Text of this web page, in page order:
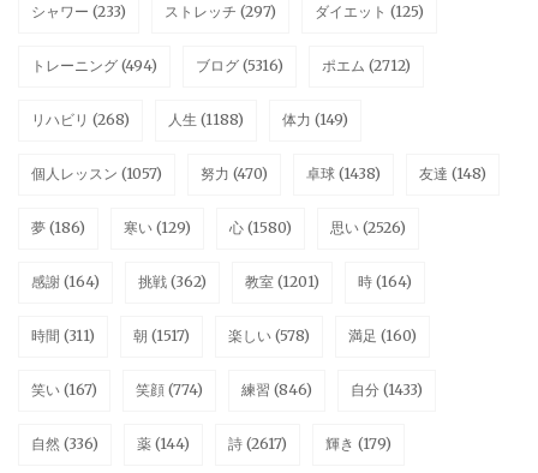
シャワー (233) ストレッチ (297) ダイエット (125)
トレーニング (494) ブログ (5316) ポエム (2712)
リハビリ (268) 人生 (1188) 体力 (149)
個人レッスン (1057) 努力 (470) 卓球 (1438) 友達 (148)
夢 (186) 寒い (129) 心 (1580) 思い (2526)
感謝 (164) 挑戦 (362) 教室 (1201) 時 (164)
時間 (311) 朝 (1517) 楽しい (578) 満足 (160)
笑い (167) 笑顔 (774) 練習 (846) 自分 (1433)
自然 (336) 薬 (144) 詩 (2617) 輝き (179)